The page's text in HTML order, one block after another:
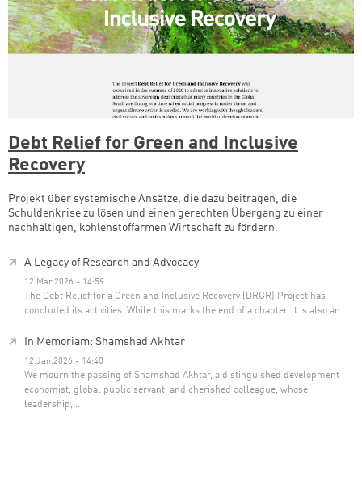
Debt Relief for Green and Inclusive
Recovery
Projekt über systemische Ansätze, die dazu beitragen, die
Schuldenkrise zu lösen und einen gerechten Übergang zu einer
nachhaltigen, kohlenstoffarmen Wirtschaft zu fördern.
A Legacy of Research and Advocacy
12.Mar.2026 - 14:59
The Debt Relief for a Green and Inclusive Recovery (DRGR) Project has
concluded its activities. While this marks the end of a chapter, it is also an…
In Memoriam: Shamshad Akhtar
12.Jan.2026 - 14:40
We mourn the passing of Shamshad Akhtar, a distinguished development
economist, global public servant, and cherished colleague, whose
leadership,…